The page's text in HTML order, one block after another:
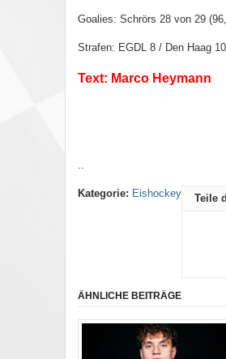
Goalies: Schrörs 28 von 29
Strafen: EGDL 8 / Den Haag 10
Text: Marco Heymann
..
Kategorie: Eishockey Teile
ÄHNLICHE BEITRÄGE